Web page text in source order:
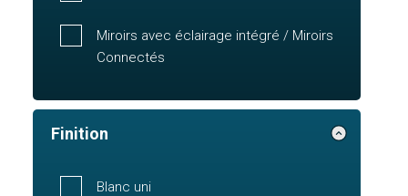
Miroirs avec éclairage intégré / Miroirs
Connectés
Finition
Blanc uni